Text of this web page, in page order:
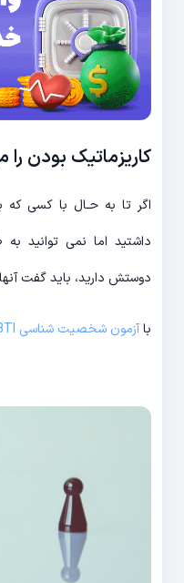
کاریزماتیک بودن را
اگر تا به حـال با کسی که
داشتید اما نمی
دوستش دارید، باید گفت آنها
باآزمون شخصیت شناسی